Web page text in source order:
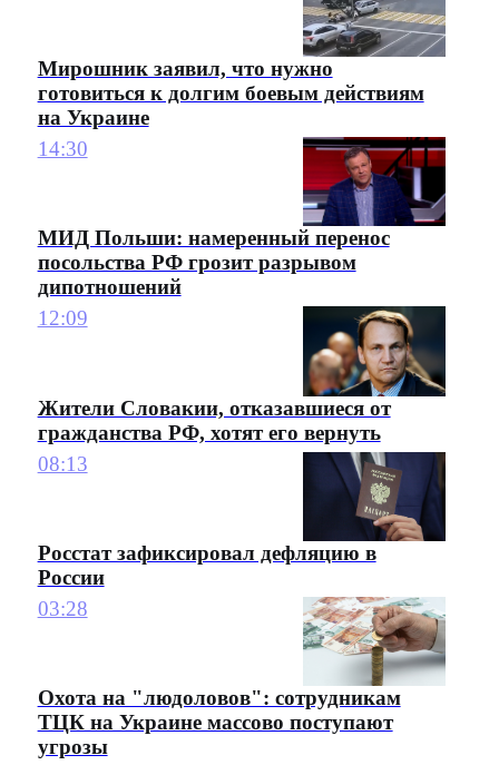
Мирошник заявил, что нужно
готовиться к долгим боевым действиям
на Украине
14:30
МИД Польши: намеренный перенос
посольства РФ грозит разрывом
дипотношений
12:09
Жители Словакии, отказавшиеся от
гражданства РФ, хотят его вернуть
08:13
Росстат зафиксировал дефляцию в
России
03:28
Охота на "людоловов": сотрудникам
ТЦК на Украине массово поступают
угрозы